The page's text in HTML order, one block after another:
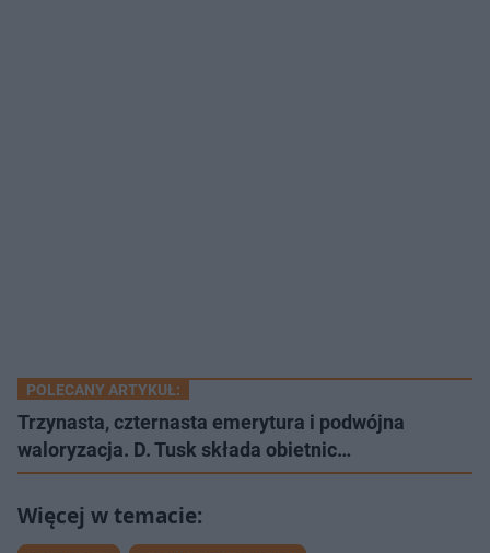
POLECANY ARTYKUŁ:
Trzynasta, czternasta emerytura i podwójna
waloryzacja. D. Tusk składa obietnic…